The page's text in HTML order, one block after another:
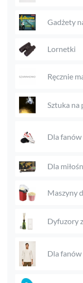
Gadżety
Lornetki
Ręcznie
Sztuka na
Dla fanów
Dla
Maszyny
Dyfuzory
Dla